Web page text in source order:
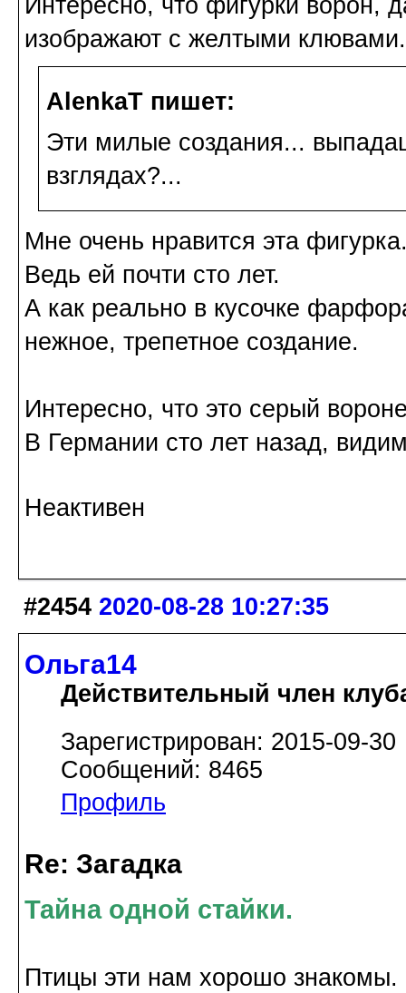
Интересно, что фигурки ворон,
изображают с желтыми клювами.
AlenkaT пишет:
Эти милые создания...
взглядах?...
Мне очень нравится эта
Ведь ей почти сто лет.
А как реально в кусочке
нежное, трепетное создание.
Интересно, что это серый
В Германии сто лет назад,
Неактивен
#2454 2020-08-28 10:27:35
Ольга14
Действительный член
Зарегистрирован: 2015-09-30
Сообщений: 8465
Профиль
Re: Загадка
Тайна одной стайки.
Птицы эти нам хорошо знакомы.